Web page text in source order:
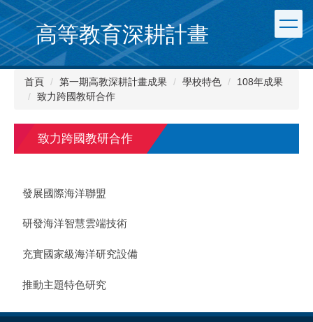
跳
到
主
要
內
高等教育深耕計畫
首頁 第一期高教深耕計畫成果 學校特色
108年成果
致力跨國教研合作
致力跨國教研合作
發展國際海洋聯盟
研發海洋智慧雲端技術
充實國家級海洋研究設備
推動主題特色研究